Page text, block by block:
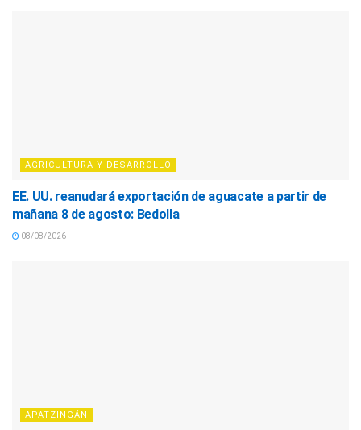
AGRICULTURA Y DESARROLLO
EE. UU. reanudará exportación de aguacate a partir de
mañana 8 de agosto: Bedolla
08/08/2026
APATZINGÁN